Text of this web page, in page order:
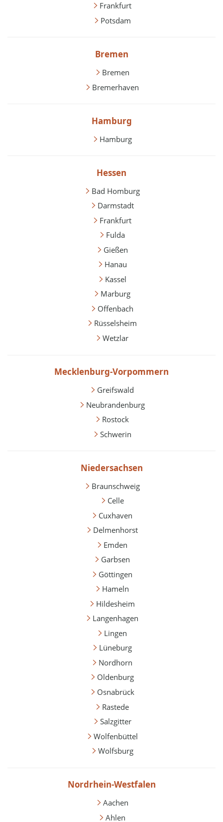
Frankfurt
Potsdam
Bremen
Bremen
Bremerhaven
Hamburg
Hamburg
Hessen
Bad Homburg
Darmstadt
Frankfurt
Fulda
Gießen
Hanau
Kassel
Marburg
Offenbach
Rüsselsheim
Wetzlar
Mecklenburg-Vorpommern
Greifswald
Neubrandenburg
Rostock
Schwerin
Niedersachsen
Braunschweig
Celle
Cuxhaven
Delmenhorst
Emden
Garbsen
Göttingen
Hameln
Hildesheim
Langenhagen
Lingen
Lüneburg
Nordhorn
Oldenburg
Osnabrück
Rastede
Salzgitter
Wolfenbüttel
Wolfsburg
Nordrhein-Westfalen
Aachen
Ahlen